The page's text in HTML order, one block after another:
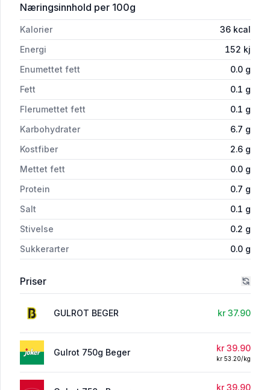
Næringsinnhold for 'Gulrot 750g Beger'
per 100g
Kalorier 36 kcal
Energi
152 kj
Enumettet fett
0.0 g
Fett
0.1 g
Flerumettet fett
0.1 g
Karbohydrater
6.7 g
Kostfiber
2.6 g
Mettet fett
0.0 g
Protein
0.7 g
Salt
0.1 g
Stivelse
0.2 g
Sukkerarter
0.0 g
Priser
GULROT BEGER kr 37.90
Gulrot 750g Beger kr 39.90
kr 53.20/kg
kr 39.90